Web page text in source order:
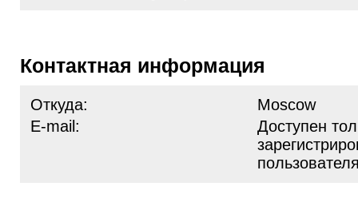
Контактная информация
Откуда:
Moscow
E-mail:
Доступен